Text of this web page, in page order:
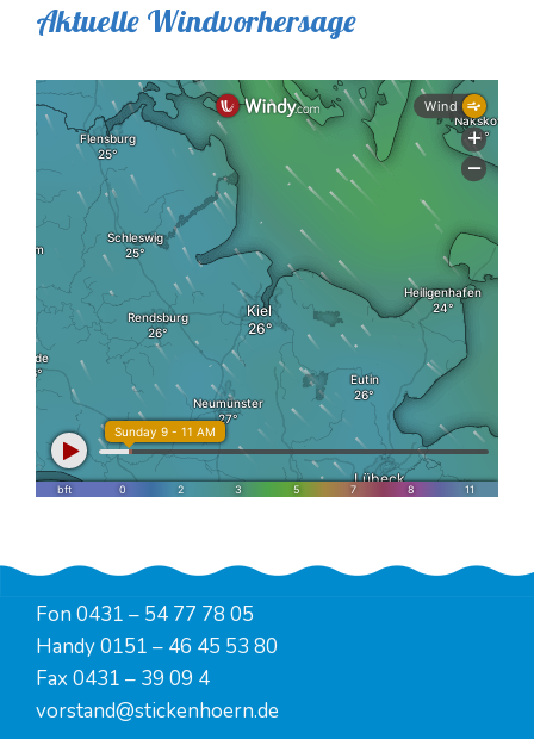
Aktuelle Windvorhersage
Fon0431 – 54 77 78 05
Handy0151 – 46 45 53 80
Fax 0431 – 39 09 4
vorstand@stickenhoern.de